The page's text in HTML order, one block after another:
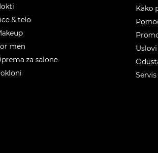
& telo
men
za salone
Kako